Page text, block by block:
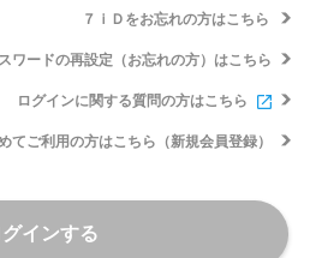
７ｉＤをお忘れの方はこちら
ワードの再設定（お忘れの方）はこちら
ログインに関する質問の方はこちら
てご利用の方はこちら（新規会員登録）
グインする